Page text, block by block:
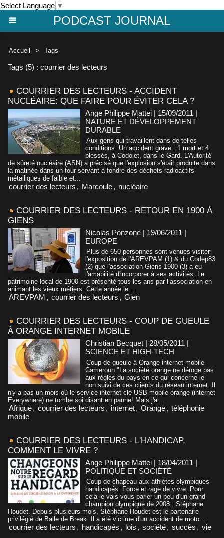
Select Language ▼
PODCAST JOURNAL
Accueil > Tags
Tags (5) : courrier des lecteurs
COURRIER DES LECTEURS - ACCIDENT
NUCLÉAIRE: QUE FAIRE POUR ÉVITER CELA ?
Ange Philippe Mattei | 15/09/2011 |
NATURE ET DÉVELOPPEMENT
DURABLE
Aux gens qui travaillent dans de telles
conditions. Un accident grave : 1 mort et 4
blessés, à Codolet, dans le Gard. L'Autorité
de sûreté nucléaire (ASN) a précisé que l'explosion s'était produite dans
la matinée dans un four servant à fondre des déchets radioactifs
métalliques de faible et...
courrier des lecteurs , Marcoule, nucléaire
COURRIER DES LECTEURS - RETOUR EN 1900 À
GIENS
Nicolas Ponzone | 19/06/2011 |
EUROPE
Plus de 650 personnes sont venues visiter
l'exposition de l'AREVPAM (1) & du Codep83
(2) que l'association Giens 1900 (3) a eu
l'amabilité d'incorporer à ses activités. Le
patrimoine local de 1900 est présenté tous les ans par l’association en
animant les vieux métiers. Cette année le...
AREVPAM , courrier des lecteurs , Gien
COURRIER DES LECTEURS - COUP DE GUEULE
À ORANGE INTERNET MOBILE
Christian Becquet | 28/05/2011 |
SCIENCE ET HIGH-TECH
Coup de gueule à Orange internet mobile
Cameroun "La société orange ne déroge pas
aux règles du pays en ce qui concerne le
non suivi de ces clients du réseau internet. Il
n'y a pas un mois où le service internet clé USB mobile orange (internet
Everywhere) ne tombe soi disant en panne! Mais j'ai...
Afrique, courrier des lecteurs , internet, Orange, téléphonie
mobile
COURRIER DES LECTEURS - L'HANDICAP,
COMMENT LE VIVRE ?
Ange Philippe Mattei | 18/04/2011 |
POLITIQUE ET SOCIÉTÉ
Coup de chapeau aux athlètes olympiques
handicapés. Force et rage de vivre. Pour
cela je vais vous parler un peu d'un grand
champion olympique de 2008 : Stéphane
Houdet. Depuis plusieurs mois, Stéphane Houdet est le partenaire
privilégié de Balle de Break. Il a été victime d'un accident de moto...
courrier des lecteurs , handicapés , lois , société, succès , vie